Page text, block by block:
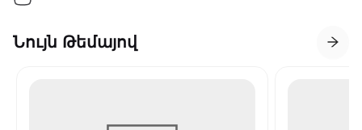
Նույն Թեմայով